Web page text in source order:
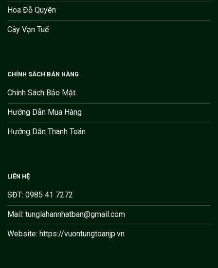
Hoa Đỗ Quyên
Cây Vạn Tuế
CHÍNH SÁCH BÁN HÀNG
Chính Sách Bảo Mật
Hướng Dẫn Mua Hàng
Hướng Dẫn Thanh Toán
LIÊN HỆ
SĐT: 0985 41 7272
Mail: tunglahannhatban@gmail.com
Website: https://vuontungtoanjp.vn